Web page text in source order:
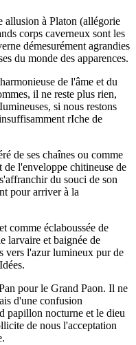
allusion à Platon (allégorie
corps caverneux sont les
démesurément agrandies
du monde des apparences.
de l'âme et du
il ne reste plus rien,
si nous restons
rIche de
de ses chaînes ou comme
l'enveloppe chitineuse de
du souci de son
pour arriver à la
comme éclaboussée de
larvaire et baignée de
vers l'azur lumineux pur de
pour le Grand Paon. Il ne
d'une confusion
papillon nocturne et le dieu
de nous l'acceptation